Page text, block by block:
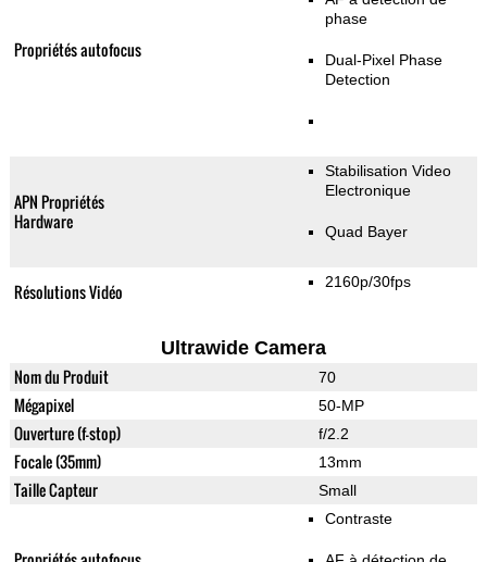
Propriétés autofocus
phase
Dual-Pixel Phase
Detection
APN Propriétés
Hardware
Stabilisation Video
Electronique
Quad Bayer
Résolutions Vidéo 2160p/30fps
Ultrawide Camera
Nom du Produit 70
Mégapixel 50-MP
Ouverture (f-stop) f/2.2
Focale (35mm) 13mm
Taille Capteur Small
Contraste